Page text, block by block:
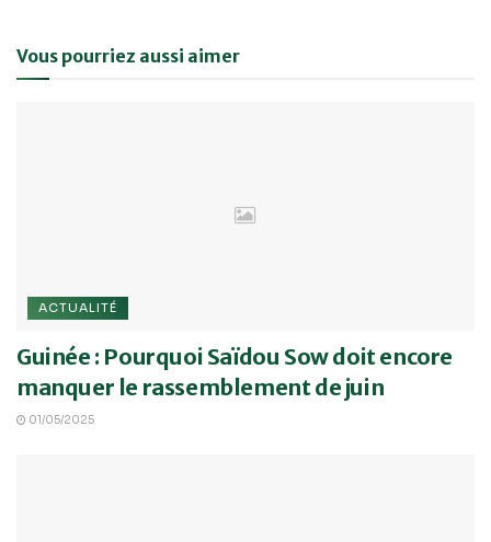
Vous pourriez aussi aimer
ACTUALITÉ
Guinée : Pourquoi Saïdou Sow doit encore
manquer le rassemblement de juin
01/05/2025